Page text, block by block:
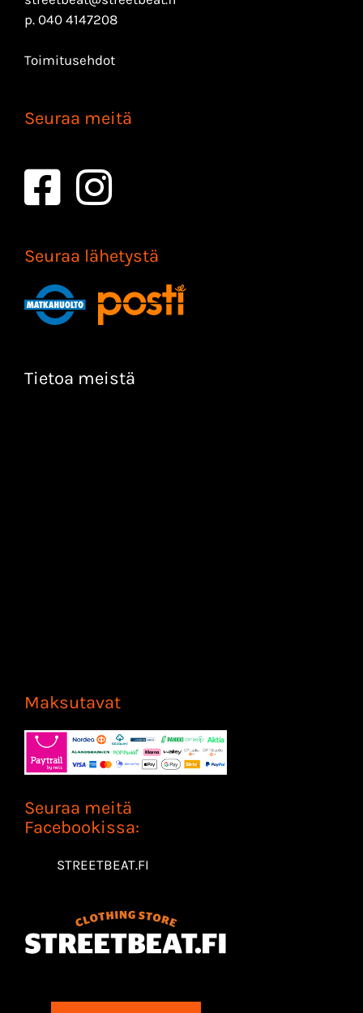
p. 040 4147208
Toimitusehdot
Seuraa meitä
Seuraa lähetystä
Tietoa meistä
Maksutavat
Seuraa meitä
Facebookissa:
STREETBEAT.FI